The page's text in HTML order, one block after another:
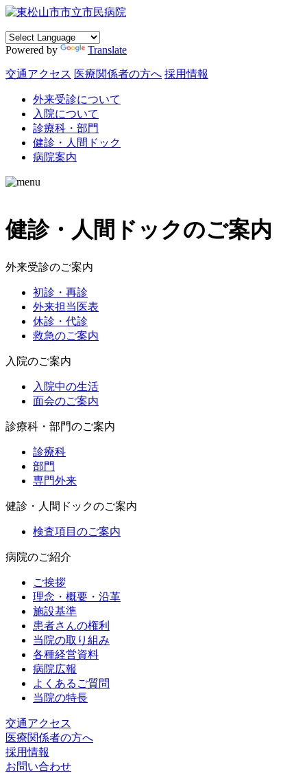
Powered by Translate
交通アクセス 医療関係者の方へ 採用情報
外来受診について
入院について
診療科・部門
健診・人間ドック
病院案内
健診・人間ドックのご案内
外来受診のご案内
初診・再診
外来担当医表
休診・代診
救急のご案内
入院のご案内
入院中の生活
面会のご案内
診療科・部門のご案内
診療科
部門
専門外来
健診・人間ドックのご案内
検査項目のご案内
病院のご紹介
ご挨拶
理念・概要・沿革
施設基準
患者さんの権利
当院の取り組み
各種経営資料
病院広報
よくあるご質問
当院の特長
交通アクセス
医療関係者の方へ
採用情報
お問い合わせ